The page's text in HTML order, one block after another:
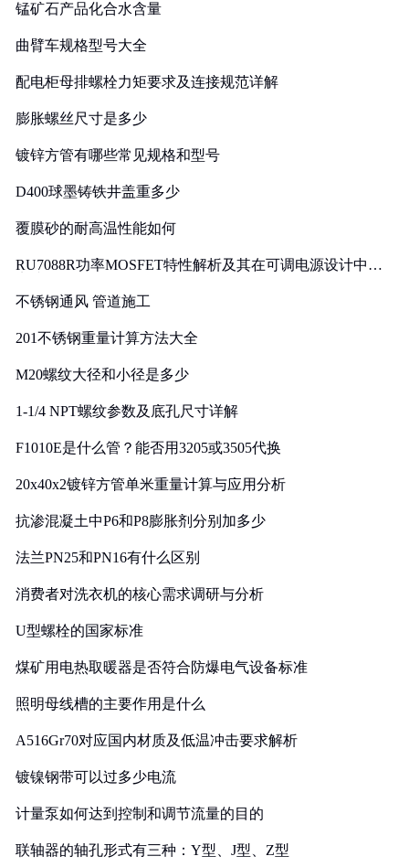
锰矿石产品化合水含量
曲臂车规格型号大全
配电柜母排螺栓力矩要求及连接规范详解
膨胀螺丝尺寸是多少
镀锌方管有哪些常见规格和型号
D400球墨铸铁井盖重多少
覆膜砂的耐高温性能如何
RU7088R功率MOSFET特性解析及其在可调电源设计中的
不锈钢通风 管道施工
201不锈钢重量计算方法大全
M20螺纹大径和小径是多少
1-1/4 NPT螺纹参数及底孔尺寸详解
F1010E是什么管？能否用3205或3505代换
20x40x2镀锌方管单米重量计算与应用分析
抗渗混凝土中P6和P8膨胀剂分别加多少
法兰PN25和PN16有什么区别
消费者对洗衣机的核心需求调研与分析
U型螺栓的国家标准
煤矿用电热取暖器是否符合防爆电气设备标准
照明母线槽的主要作用是什么
A516Gr70对应国内材质及低温冲击要求解析
镀镍钢带可以过多少电流
计量泵如何达到控制和调节流量的目的
联轴器的轴孔形式有三种：Y型、J型、Z型